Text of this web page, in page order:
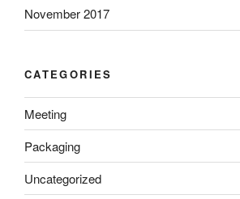
November 2017
CATEGORIES
Meeting
Packaging
Uncategorized